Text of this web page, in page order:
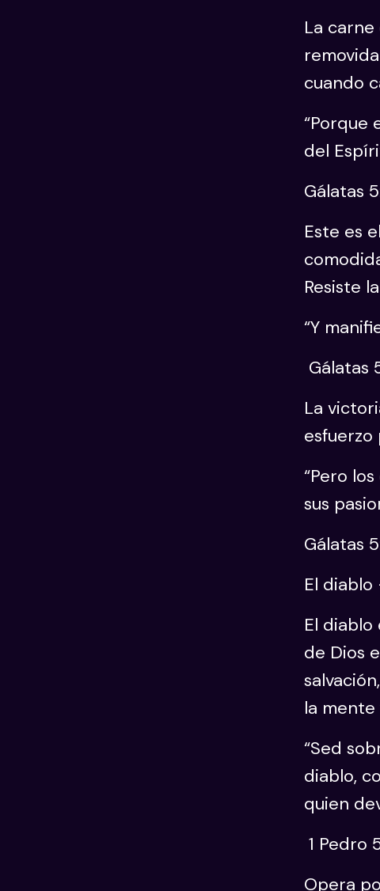
La
cuando
“Porque
del
Gálatas
Este es
Resiste
“Y
Gálatas
La
esfuerzo
“Pero
sus
Gálatas
El
El diablo
de Dios
la
“Sed
diablo,
quien
1 Pedro
Opera